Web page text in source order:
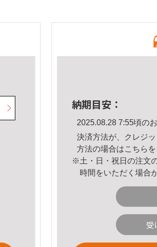
納期目安：
2025.08.28 7:55頃の
決済方法が、クレジ
方法の場合はこちら
※土・日・祝日の注文
時間をいただく場合
受